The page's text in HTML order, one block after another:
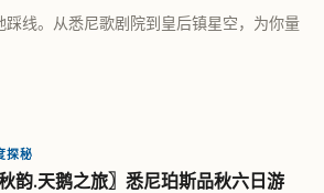
踩线。从悉尼歌剧院到皇后镇星空，为你量
探秘
秋韵.天鹅之旅〗悉尼珀斯品秋六日游